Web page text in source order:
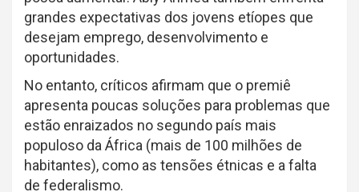
grandes expectativas dos jovens etíopes que
desejam emprego, desenvolvimento e
oportunidades.
No entanto, críticos afirmam que o premiê
apresenta poucas soluções para problemas que
estão enraizados no segundo país mais
populoso da África (mais de 100 milhões de
habitantes), como as tensões étnicas e a falta
de federalismo.